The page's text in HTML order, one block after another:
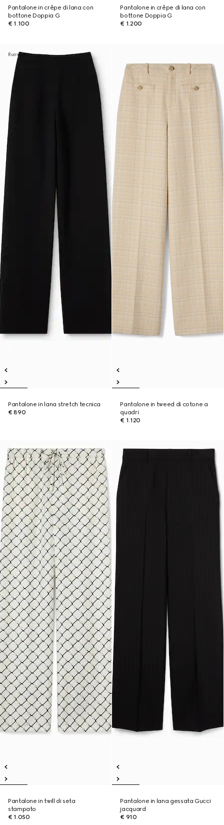
Pantalone in crêpe di lana con
bottone Doppia G
€ 1.100
Pantalone in crêpe di lana con
bottone Doppia G
€ 1.200
Runway
Pantalone in lana stretch tecnica
€ 890
Pantalone in tweed di cotone a
quadri
€ 1.120
Pantalone in twill di seta
stampato
€ 1.050
Pantalone in lana gessata Gucci
jacquard
€ 910